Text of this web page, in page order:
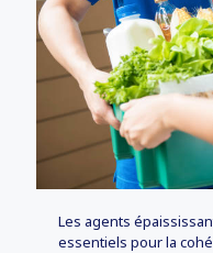
Les agents
essentiels pour la